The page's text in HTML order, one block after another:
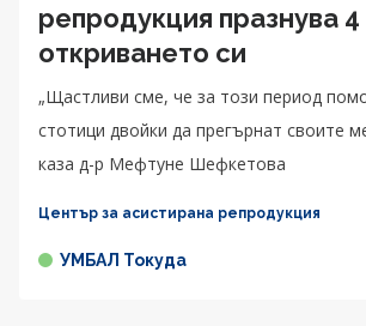
репродукция празнува
откриването си
„Щастливи сме, че за този период
стотици двойки да прегърнат своите
каза д-р Мефтуне Шефкетова
Център за асистирана репродукция
УМБАЛ Токуда